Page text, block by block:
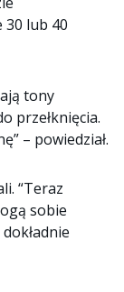
30 lub 40
tony
przełknięcia.
– powiedział.
“Teraz
sobie